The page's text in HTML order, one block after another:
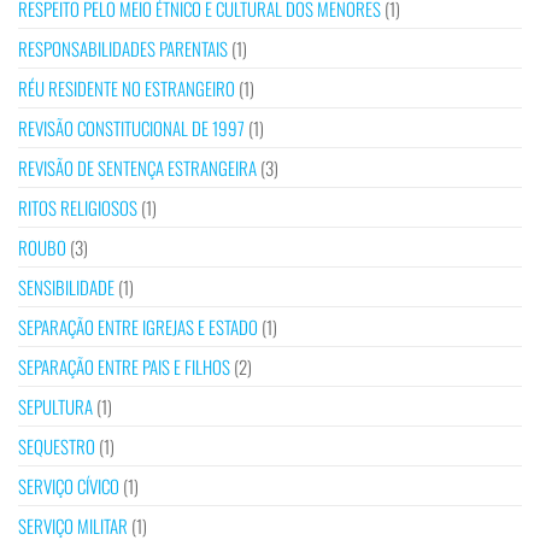
RESPEITO PELO MEIO ÉTNICO E CULTURAL DOS MENORES(1)
RESPONSABILIDADES PARENTAIS(1)
RÉU RESIDENTE NO ESTRANGEIRO (1)
REVISÃO CONSTITUCIONAL DE 1997 (1)
REVISÃO DE SENTENÇA ESTRANGEIRA(3)
RITOS RELIGIOSOS(1)
ROUBO (3)
SENSIBILIDADE(1)
SEPARAÇÃO ENTRE IGREJAS E ESTADO (1)
SEPARAÇÃO ENTRE PAIS E FILHOS(2)
SEPULTURA(1)
SEQUESTRO (1)
SERVIÇO CÍVICO (1)
SERVIÇO MILITAR (1)